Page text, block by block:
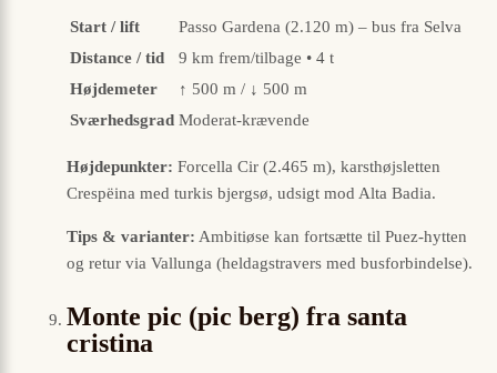
Start / lift
Passo Gardena (2.120 m) – bus fra Selva
Distance / tid
9 km frem/tilbage • 4 t
Højdemeter
↑ 500 m / ↓ 500 m
Sværhedsgrad Moderat-krævende
Højdepunkter: Forcella Cir (2.465 m), karsthøjsletten
Crespëina med turkis bjergsø, udsigt mod Alta Badia.
Tips & varianter: Ambitiøse kan fortsætte til Puez-hytten
og retur via Vallunga (heldagstravers med busforbindelse).
Monte pic (pic berg) fra santa
cristina